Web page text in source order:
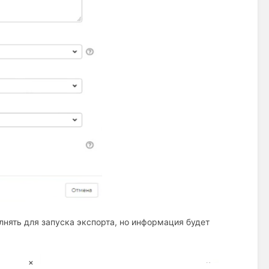
для запуска экспорта, но информация будет